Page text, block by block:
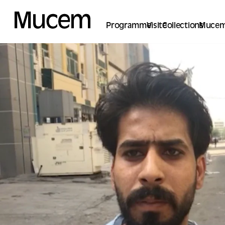
ProgrammeVisiteCollections